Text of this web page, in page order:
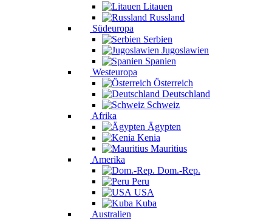
Litauen
Russland
Südeuropa
Serbien
Jugoslawien
Spanien
Westeuropa
Österreich
Deutschland
Schweiz
Afrika
Ägypten
Kenia
Mauritius
Amerika
Dom.-Rep.
Peru
USA
Kuba
Australien